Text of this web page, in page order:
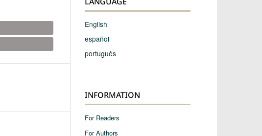
English
español
português
INFORMATION
For Readers
For Authors